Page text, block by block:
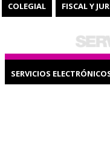
COLEGIAL FISCAL Y
SERVICIOS